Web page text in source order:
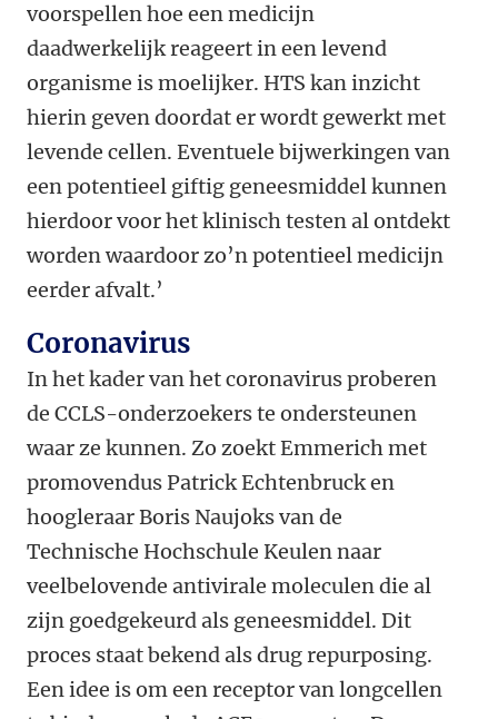
voorspellen hoe een medicijn
daadwerkelijk reageert in een levend
organisme is moelijker. HTS kan inzicht
hierin geven doordat er wordt gewerkt met
levende cellen. Eventuele bijwerkingen van
een potentieel giftig geneesmiddel kunnen
hierdoor voor het klinisch testen al ontdekt
worden waardoor zo’n potentieel medicijn
eerder afvalt.’
Coronavirus
In het kader van het coronavirus proberen
de CCLS-onderzoekers te ondersteunen
waar ze kunnen. Zo zoekt Emmerich met
promovendus Patrick Echtenbruck en
hoogleraar Boris Naujoks van de
Technische Hochschule Keulen naar
veelbelovende antivirale moleculen die al
zijn goedgekeurd als geneesmiddel. Dit
proces staat bekend als drug repurposing.
Een idee is om een receptor van longcellen